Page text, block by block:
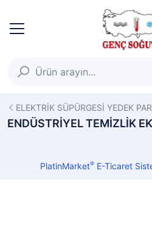
ELEKTRİK SÜPÜRGESİ YEDEK
ENDÜSTRİYEL TEMİZLİK
PlatinMarket®E-Ticaret